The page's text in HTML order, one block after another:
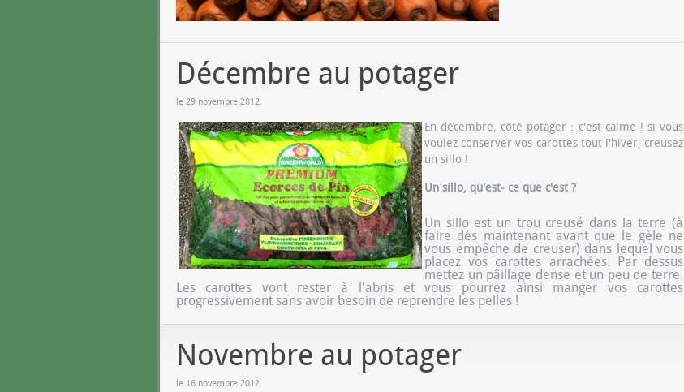
Décembre au potager
le 29 novembre 2012
En décembre, côté potager : c'est calme ! si vous
voulez conserver vos carottes tout l'hiver, creusez
un sillo !
Un sillo, qu'est- ce que c'est ?
Un sillo est un trou creusé dans la terre (à
faire dès maintenant avant que le gèle ne
vous empêche de creuser) dans lequel vous
placez vos carottes arrachées. Par dessus
mettez un pâillage dense et un peu de terre.
Les carottes vont rester à l'abris et vous pourrez ainsi manger vos carottes
progressivement sans avoir besoin de reprendre les pelles !
Novembre au potager
le 16 novembre 2012